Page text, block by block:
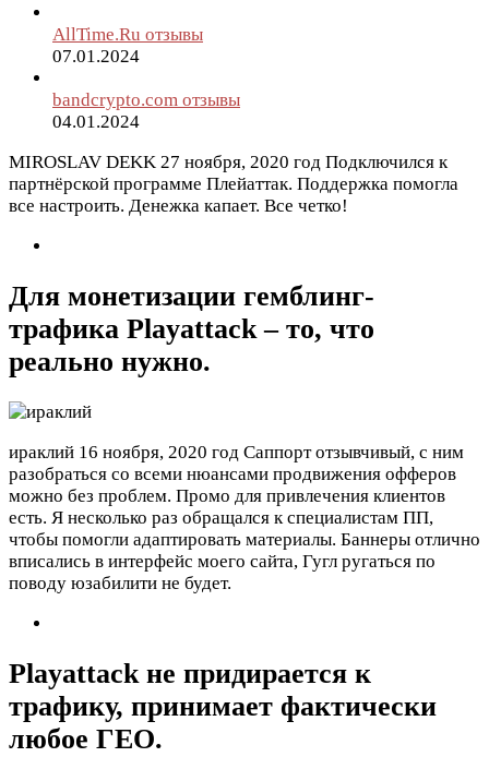
AllTime.Ru отзывы
07.01.2024
bandcrypto.com отзывы
04.01.2024
MIROSLAV DEKK 27 ноября, 2020 год Подключился к
партнёрской программе Плейаттак. Поддержка помогла
все настроить. Денежка капает. Все четко!
Для монетизации гемблинг-
трафика Playattack – то, что
реально нужно.
ираклий 16 ноября, 2020 год Саппорт отзывчивый, с ним
разобраться со всеми нюансами продвижения офферов
можно без проблем. Промо для привлечения клиентов
есть. Я несколько раз обращался к специалистам ПП,
чтобы помогли адаптировать материалы. Баннеры отлично
вписались в интерфейс моего сайта, Гугл ругаться по
поводу юзабилити не будет.
Playattack не придирается к
трафику, принимает фактически
любое ГЕО.